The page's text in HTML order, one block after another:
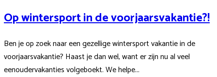
Op wintersport in de voorjaarsvakantie?!
Ben je op zoek naar een gezellige wintersport vakantie in de
voorjaarsvakantie? Haast je dan wel, want er zijn nu al veel
eenoudervakanties volgeboekt. We helpe...